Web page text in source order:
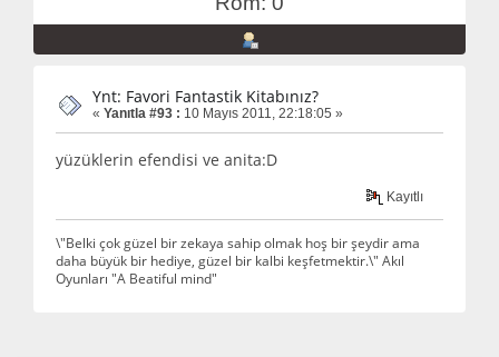
Ynt: Favori Fantastik Kitabınız?
« Yanıtla #93 : 10 Mayıs 2011, 22:18:05 »
yüzüklerin efendisi ve anita:D
Kayıtlı
\"Belki çok güzel bir zekaya sahip olmak hoş bir şeydir ama
daha büyük bir hediye, güzel bir kalbi keşfetmektir.\" Akıl
Oyunları "A Beatiful mind"